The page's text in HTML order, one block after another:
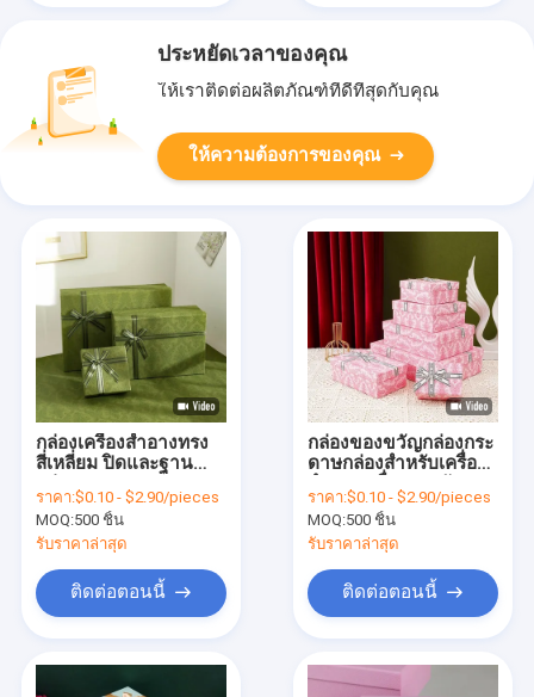
ประหยัดเวลาของคุณ
ให้เราติดต่อผลิตภัณฑ์ที่ดีที่สุดกับคุณ
ให้ความต้องการของคุณ
กล่องเครื่องสําอางทรง
สี่เหลี่ยม ปิดและฐาน
กระดาษกระดาษ
กระดาษกระดาษ
กระดาษกระดาษ
กระดาษกระดาษ
กระดาษกระดาษ
กระดาษกระดาษ
กระดาษ
ราคา:$0.10 - $2.90/pieces
MOQ:500 ชิ้น
รับราคาล่าสุด
ติดต่อตอนนี้
กล่องของขวัญกล่องกระ
ดาษกล่องสําหรับเครื่อง
รองเท้าไฟฟ้า เครื่องสํา
อาง
ราคา:$0.10 - $2.90/pieces
MOQ:500 ชิ้น
รับราคาล่าสุด
ติดต่อตอนนี้